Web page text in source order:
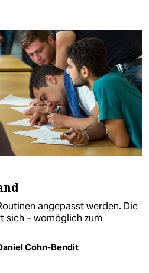
angepasst werden. Die
sich – womöglich zum
Cohn-Bendit